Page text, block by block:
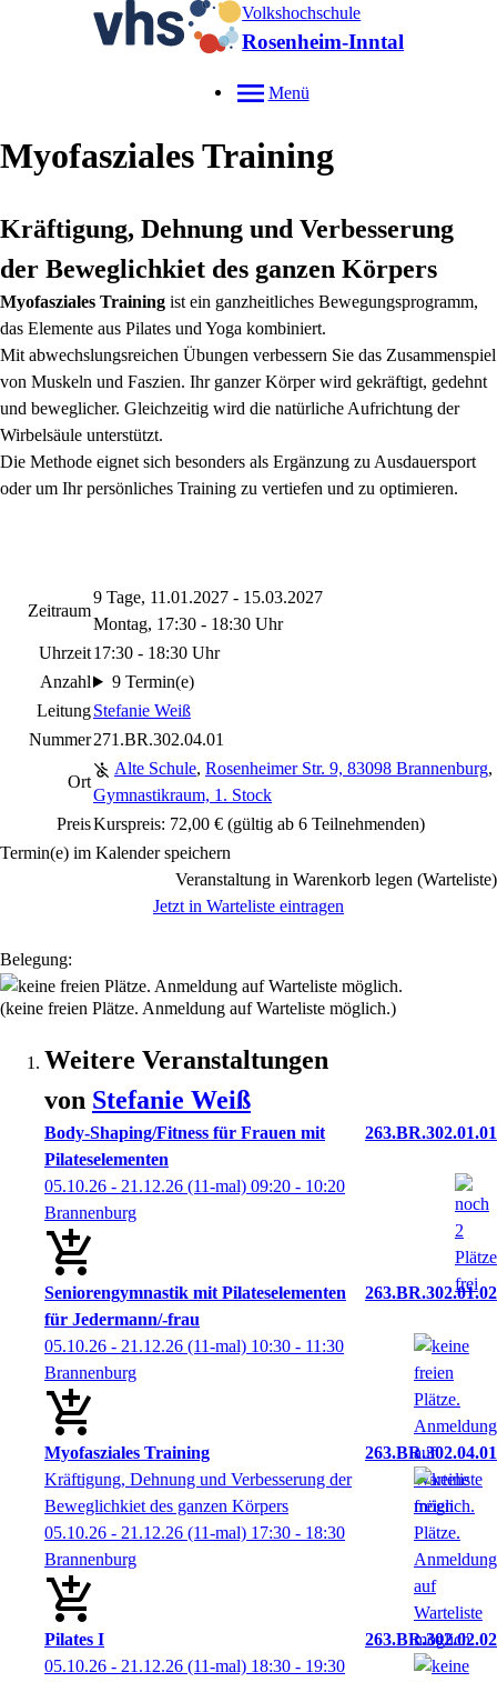
Volkshochschule
Rosenheim-Inntal
Menü
Myofasziales Training
Kräftigung, Dehnung und Verbesserung
der Beweglichkiet des ganzen Körpers
Myofasziales Training ist ein ganzheitliches Bewegungsprogramm,
das Elemente aus Pilates und Yoga kombiniert.
Mit abwechslungsreichen Übungen verbessern Sie das Zusammenspiel
von Muskeln und Faszien. Ihr ganzer Körper wird gekräftigt, gedehnt
und beweglicher. Gleichzeitig wird die natürliche Aufrichtung der
Wirbelsäule unterstützt.
Die Methode eignet sich besonders als Ergänzung zu Ausdauersport
oder um Ihr persönliches Training zu vertiefen und zu optimieren.
Zeitraum
9 Tage, 11.01.2027 - 15.03.2027
Montag, 17:30 - 18:30 Uhr
Uhrzeit17:30 - 18:30 Uhr
Anzahl
9 Termin(e)
LeitungStefanie Weiß
Nummer271.BR.302.04.01
Ort
Alte Schule, Rosenheimer Str. 9, 83098 Brannenburg,
Gymnastikraum, 1. Stock
PreisKurspreis: 72,00 € (gültig ab 6 Teilnehmenden)
Termin(e) im Kalender speichern
Veranstaltung in Warenkorb legen (Warteliste)
Jetzt in Warteliste eintragen
Belegung:
(keine freien Plätze. Anmeldung auf Warteliste möglich.)
Weitere Veranstaltungen
von Stefanie Weiß
Body-Shaping/Fitness für Frauen mit
Pilateselementen
263.BR.302.01.01
05.10.26 - 21.12.26 (11-mal) 09:20 - 10:20
Brannenburg
Seniorengymnastik mit Pilateselementen
für Jedermann/-frau
263.BR.302.01.02
05.10.26 - 21.12.26 (11-mal) 10:30 - 11:30
Brannenburg
Myofasziales Training
263.BR.302.04.01
Kräftigung, Dehnung und Verbesserung der
Beweglichkiet des ganzen Körpers
05.10.26 - 21.12.26 (11-mal) 17:30 - 18:30
Brannenburg
Pilates I
263.BR.302.02.02
05.10.26 - 21.12.26 (11-mal) 18:30 - 19:30